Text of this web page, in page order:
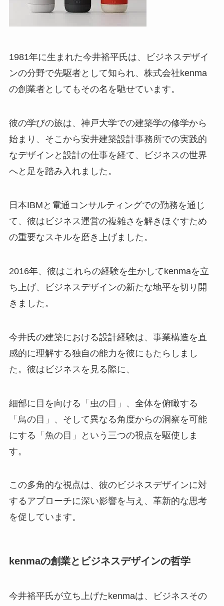
1981年に生まれた今井裕平氏は、ビジネスデザイ
ンの分野で先駆者として知られ、株式会社kenma
の創業者としてもその名を馳せています。
彼の学びの旅は、神戸大学での建築学の修学から
始まり、そこから安井建築設計事務所での実践的
なデザインと設計の仕事を経て、ビジネスの世界
へと足を踏み入れました。
日本IBMと電通コンサルティングでの勤務を通じ
て、彼はビジネス運営の複雑さを解きほぐすため
の重要なスキルを磨き上げました。
2016年、彼はこれらの経験を生かしてkenmaを立
ち上げ、ビジネスデザインの新たな地平を切り開
きました。
今井氏の建築における設計経験は、事業構造を直
感的に理解する独自の能力を彼にもたらしまし
た。彼はビジネスを見る際に、
細部に目を向ける「虫の目」、全体を俯瞰する
「鳥の目」、そして異なる角度からの洞察を可能
にする「魚の目」という三つの視点を駆使しま
す。
この多角的な視点は、彼のビジネスデザインに対
するアプローチに深い影響を与え、革新的な思考
を促しています。
kenmaの創業とビジネスデザインの哲学
今井裕平氏が立ち上げたkenmaは、ビジネスその